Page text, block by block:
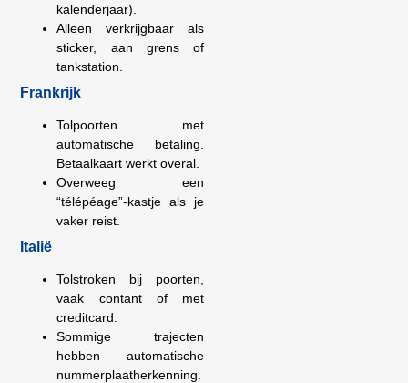
kalenderjaar).
Alleen verkrijgbaar als
sticker, aan grens of
tankstation.
Frankrijk
Tolpoorten met
automatische betaling.
Betaalkaart werkt overal.
Overweeg een
“télépéage”-kastje als je
vaker reist.
Italië
Tolstroken bij poorten,
vaak contant of met
creditcard.
Sommige trajecten
hebben automatische
nummerplaatherkenning.